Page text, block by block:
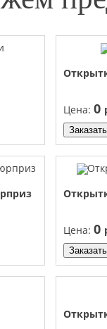
Цена: 0
Заказать
Цена: 0
Заказать